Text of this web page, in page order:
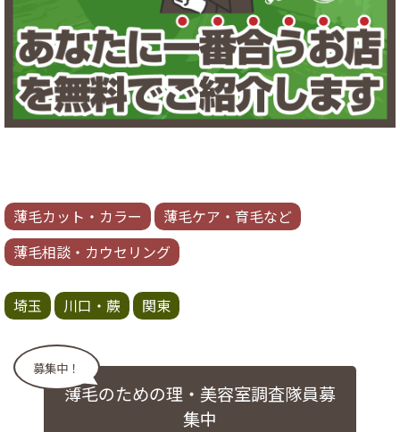
薄毛カット・カラー
薄毛ケア・育毛など
薄毛相談・カウセリング
埼玉 川口・蕨 関東
募集中！
薄毛のための理・美容室調査隊員募
集中